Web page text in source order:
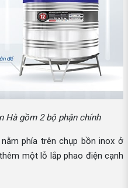
Hà gồm 2 bộ phận chính
phía trên chụp bồn inox ở
một lỗ lắp phao điện cạnh